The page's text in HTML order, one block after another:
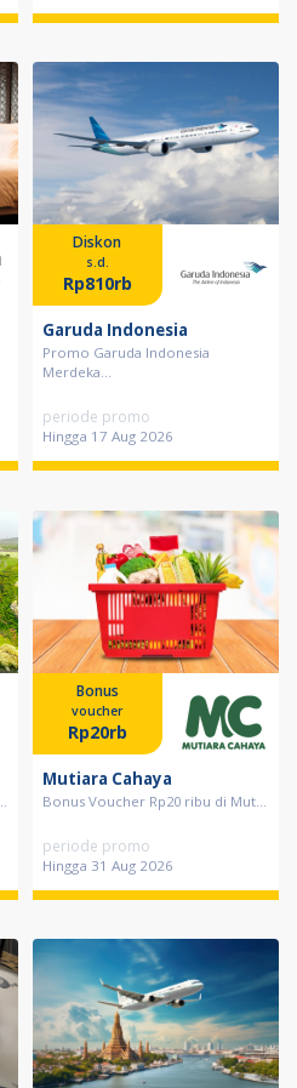
Diskon
s.d.
Rp810rb
Garuda Indonesia
Promo Garuda Indonesia
Merdeka...
periode promo
Hingga 17 Aug 2026
Bonus
voucher
Rp20rb
Mutiara Cahaya
Bonus Voucher Rp20 ribu di Mut...
periode promo
Hingga 31 Aug 2026